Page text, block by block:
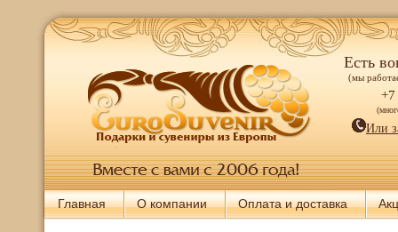
Есть
(мы
+7
Или
Главная О компании Оплата и доставка